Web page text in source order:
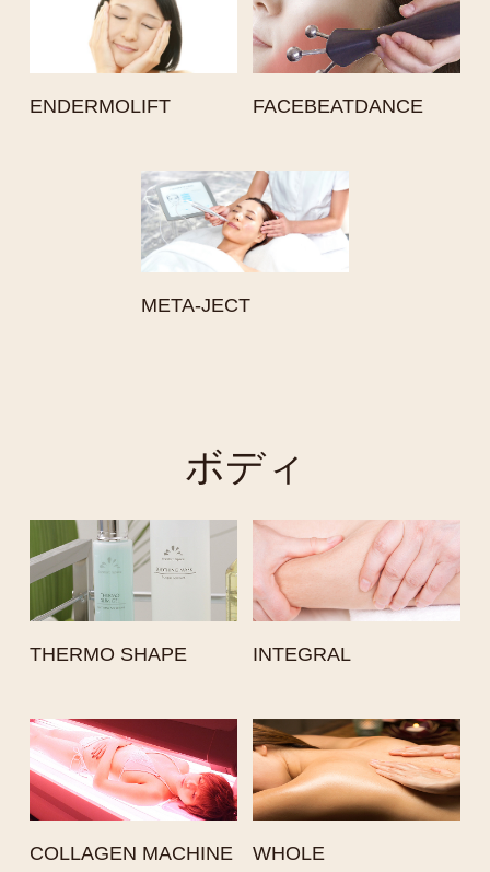
ENDERMOLIFT FACEBEATDANCE
META-JECT
ボディ
THERMO SHAPE INTEGRAL
COLLAGEN MACHINE
WHOLE